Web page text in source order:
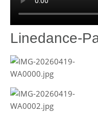
Linedance-